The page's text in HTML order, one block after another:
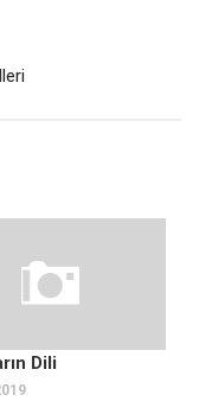
Dili